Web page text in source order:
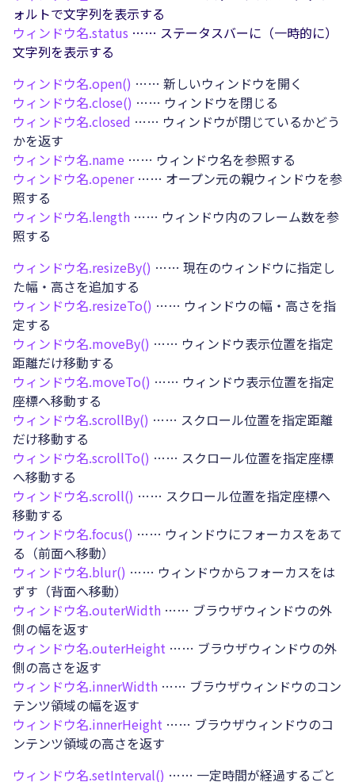
ォルトで文字列を表示する
ウィンドウ名.status …… ステータスバーに（一時的に）
文字列を表示する
ウィンドウ名.open() …… 新しいウィンドウを開く
ウィンドウ名.close() …… ウィンドウを閉じる
ウィンドウ名.closed …… ウィンドウが閉じているかどう
かを返す
ウィンドウ名.name …… ウィンドウ名を参照する
ウィンドウ名.opener…… オープン元の親ウィンドウを参
照する
ウィンドウ名.length …… ウィンドウ内のフレーム数を参
照する
ウィンドウ名.resizeBy() …… 現在のウィンドウに指定し
た幅・高さを追加する
ウィンドウ名.resizeTo() …… ウィンドウの幅・高さを指
定する
ウィンドウ名.moveBy() …… ウィンドウ表示位置を指定
距離だけ移動する
ウィンドウ名.moveTo() …… ウィンドウ表示位置を指定
座標へ移動する
ウィンドウ名.scrollBy() …… スクロール位置を指定距離
だけ移動する
ウィンドウ名.scrollTo() …… スクロール位置を指定座標
へ移動する
ウィンドウ名.scroll() …… スクロール位置を指定座標へ
移動する
ウィンドウ名.focus() …… ウィンドウにフォーカスをあて
る（前面へ移動）
ウィンドウ名.blur() …… ウィンドウからフォーカスをは
ずす（背面へ移動）
ウィンドウ名.outerWidth …… ブラウザウィンドウの外
側の幅を返す
ウィンドウ名.outerHeight …… ブラウザウィンドウの外
側の高さを返す
ウィンドウ名.innerWidth …… ブラウザウィンドウのコン
テンツ領域の幅を返す
ウィンドウ名.innerHeight …… ブラウザウィンドウのコ
ンテンツ領域の高さを返す
ウィンドウ名.setInterval() …… 一定時間が経過するごと